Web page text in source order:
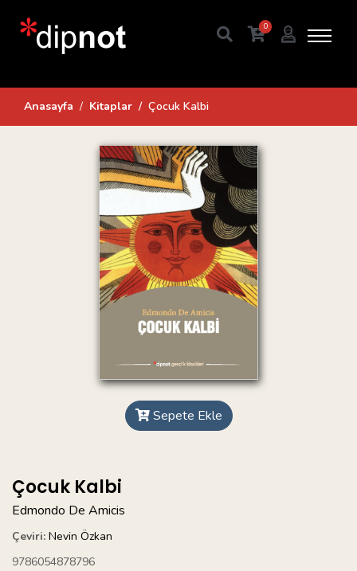
0
Anasayfa Kitaplar Çocuk Kalbi
Sepete Ekle
Çocuk Kalbi
Edmondo De Amicis
Çeviri: Nevin Özkan
9786054878796